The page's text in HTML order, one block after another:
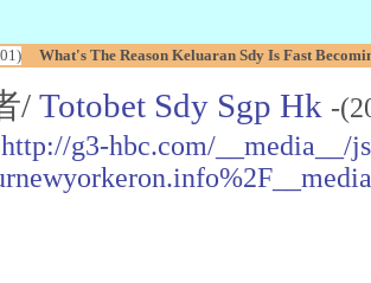
What's The Reason Keluaran Sdy Is Fast
/ Totobet Sdy Sgp Hk -
http://g3-hbc.com/__media__/